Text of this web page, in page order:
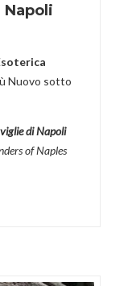
Napoli
Nuovo sotto
di Napoli
of Naples